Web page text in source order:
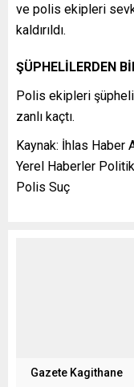
ve polis ekipleri
kaldırıldı.
ŞÜPHELİLERDEN
Polis ekipleri şüpheli
zanlı kaçtı.
Kaynak: İhlas Haber
Yerel Haberler
Polis Suç
Gazete Kagithane